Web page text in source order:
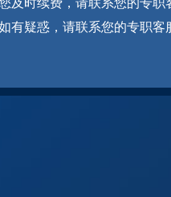
及时续费，请联系您的专职
有疑惑，请联系您的专职客